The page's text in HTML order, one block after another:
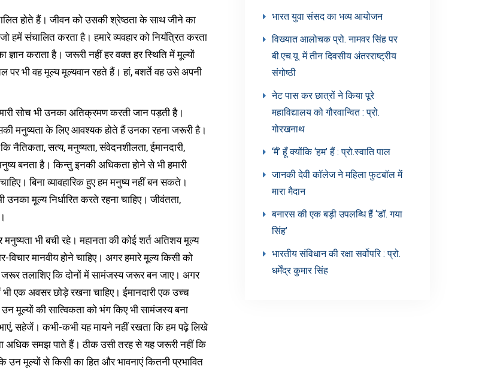
होते हैं। जीवन को उसकी श्रेष्ठता के साथ जीने का
हमें संचालित करता है। हमारे व्यवहार को नियंत्रित करता
कराता है। जरूरी नहीं हर वक्त हर स्थिति में मूल्यों
पर भी वह मूल्य मूल्यवान रहते हैं। हां, बशर्ते वह उसे अपनी
सोच भी उनका अतिक्रमण करती जान पड़ती है।
मनुष्यता के लिए आवश्यक होते हैं उनका रहना जरूरी है।
सत्य, मनुष्यता, संवेदनशीलता, ईमानदारी,
बनता है। किन्तु इनकी अधिकता होने से भी हमारी
बिना व्यावहारिक हुए हम मनुष्य नहीं बन सकते।
मूल्य निर्धारित करते रहना चाहिए। जीवंतता,
भी बची रहे। महानता की कोई शर्त अतिशय मूल्य
मानवीय होने चाहिए। अगर हमारे मूल्य किसी को
तलाशिए कि दोनों में सामंजस्य जरूर बन जाए। अगर
एक अवसर छोड़े रखना चाहिए। ईमानदारी एक उच्च
मूल्यों की सात्विकता को भंग किए भी सामंजस्य बना
सहेजें। कभी-कभी यह मायने नहीं रखता कि हम पढ़े लिखे
अधिक समझ पाते हैं। ठीक उसी तरह से यह जरूरी नहीं कि
मूल्यों से किसी का हित और भावनाएं कितनी प्रभावित
भारत युवा संसद का भव्य आयोजन
विख्यात आलोचक प्रो. नामवर सिंह पर
बी.एच.यू. में तीन दिवसीय अंतरराष्ट्रीय
संगोष्ठी
नेट पास कर छात्रों ने किया पूरे
महाविद्यालय को गौरवान्वित : प्रो.
गोरखनाथ
‘मैं’ हूँ क्योंकि ‘हम’ हैं : प्रो.स्वाति पाल
जानकी देवी कॉलेज ने महिला फुटबॉल में
मारा मैदान
बनारस की एक बड़ी उपलब्धि हैं ‘डॉ. गया
सिंह’
भारतीय संविधान की रक्षा सर्वोपरि : प्रो.
धर्मेंद्र कुमार सिंह